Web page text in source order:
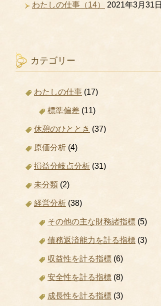
わたしの仕事（14） 2021年3月31日
カテゴリー
わたしの仕事 (17)
標準偏差 (11)
休憩のひととき (37)
原価分析 (4)
損益分岐点分析 (31)
未分類 (2)
経営分析 (38)
その他の主な財務諸指標 (5)
債務返済能力を計る指標 (3)
収益性を計る指標 (6)
安全性を計る指標 (8)
成長性を計る指標 (3)